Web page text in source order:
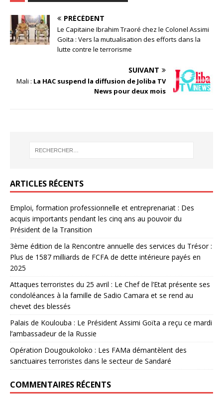
PRÉCÉDENT
Le Capitaine Ibrahim Traoré chez le Colonel Assimi
Goïta : Vers la mutualisation des efforts dans la
lutte contre le terrorisme
SUIVANT
Mali : La HAC suspend la diffusion de Joliba TV
News pour deux mois
ARTICLES RÉCENTS
Emploi, formation professionnelle et entreprenariat : Des
acquis importants pendant les cinq ans au pouvoir du
Président de la Transition
3ème édition de la Rencontre annuelle des services du Trésor :
Plus de 1587 milliards de FCFA de dette intérieure payés en
2025
Attaques terroristes du 25 avril : Le Chef de l’Etat présente ses
condoléances à la famille de Sadio Camara et se rend au
chevet des blessés
Palais de Koulouba : Le Président Assimi Goïta a reçu ce mardi
l’ambassadeur de la Russie
Opération Dougoukoloko : Les FAMa démantèlent des
sanctuaires terroristes dans le secteur de Sandaré
COMMENTAIRES RÉCENTS